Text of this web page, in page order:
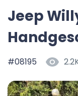
Jeep
#08195